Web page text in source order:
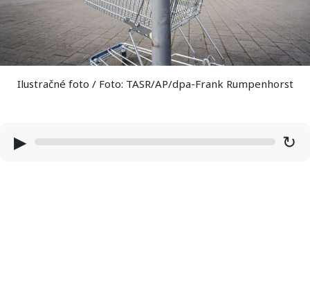
Ilustračné foto / Foto: TASR/AP/dpa-Frank Rumpenhorst
▶ ↻